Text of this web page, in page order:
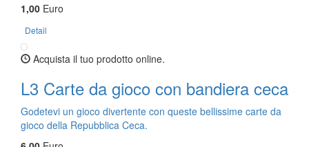
1,00 Euro
Detail
Acquista il tuo prodotto online.
L3 Carte da gioco con bandiera ceca
Godetevi un gioco divertente con queste bellissime carte da
gioco della Repubblica Ceca.